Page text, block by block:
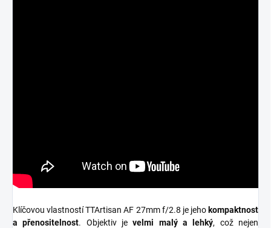
Klíčovou vlastností TTArtisan AF 27mm f/2.8 je jeho kompaktnost
a přenositelnost. Objektiv jevelmi malý a lehký, což nejen